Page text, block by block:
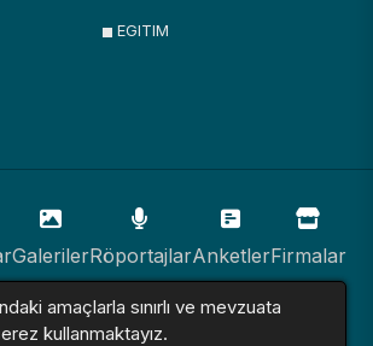
EGITIM
GalerilerRöportajlarAnketlerFirmalar
Resmi İlanlarSitemap
amaçlarla sınırlı ve mevzuata
kullanmaktayız.